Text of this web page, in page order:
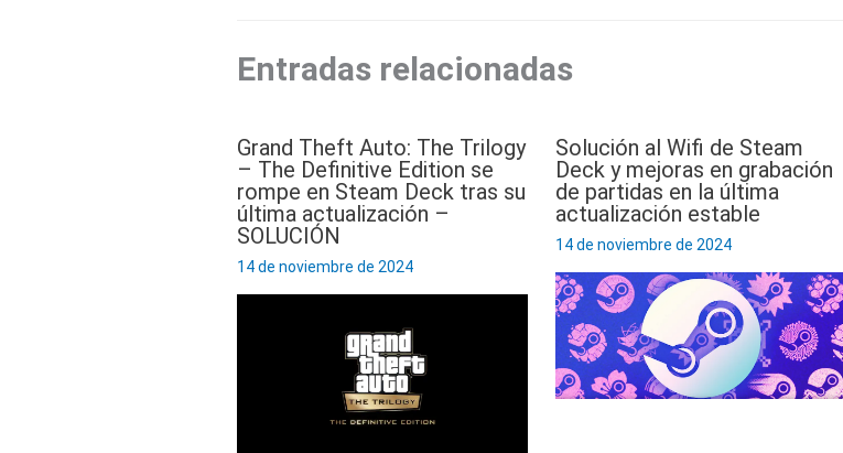
Entradas relacionadas
Grand Theft Auto: The Trilogy
– The Definitive Edition se
rompe en Steam Deck tras su
última actualización –
SOLUCIÓN
14 de noviembre de 2024
Solución al Wifi de Steam
Deck y mejoras en grabación
de partidas en la última
actualización estable
14 de noviembre de 2024